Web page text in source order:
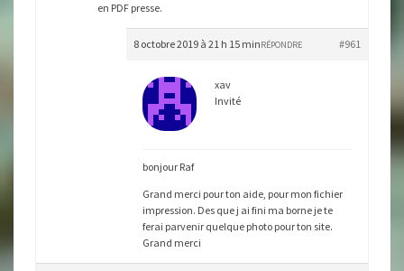
en PDF presse.
8 octobre 2019 à 21 h 15 min #961
RÉPONDRE
xav
Invité
bonjour Raf
Grand merci pour ton aide, pour mon fichier
impression. Des que j ai fini ma borne je te
ferai parvenir quelque photo pour ton site.
Grand merci